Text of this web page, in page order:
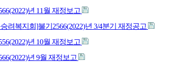
년 11월 재정보고
려복지회]불기2566(2022)년 3/4분기 재정공고
년 10월 재정보고
년 9월 재정보고